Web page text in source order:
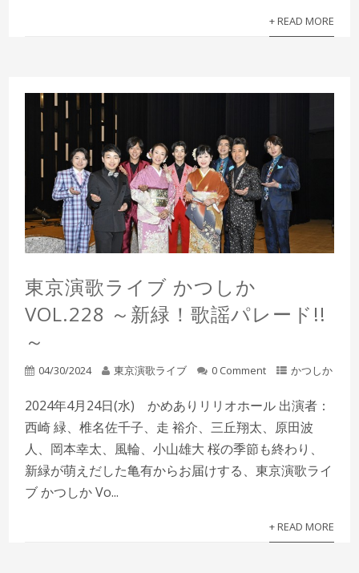
+ READ MORE
東京演歌ライブ かつしか
VOL.228 ～新緑！歌謡パレード!!
～
04/30/2024 東京演歌ライブ 0 Comment かつしか
2024年4月24日(水) かめありリリオホール 出演者：
西崎 緑、椎名佐千子、走 裕介、三丘翔太、原田波
人、岡本幸太、風輪、小山雄大 桜の季節も終わり、
新緑が萌えだした亀有からお届けする、東京演歌ライ
ブ かつしか Vo...
+ READ MORE